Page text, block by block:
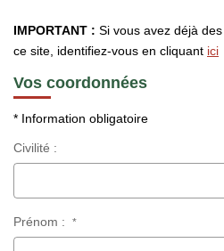
IMPORTANT : Si vous avez déjà
ce site, identifiez-vous en cliquant ici
Vos coordonnées
* Information obligatoire
Civilité :
Prénom : *